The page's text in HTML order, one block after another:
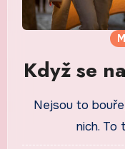
Když se
Nejsou to
nich. To